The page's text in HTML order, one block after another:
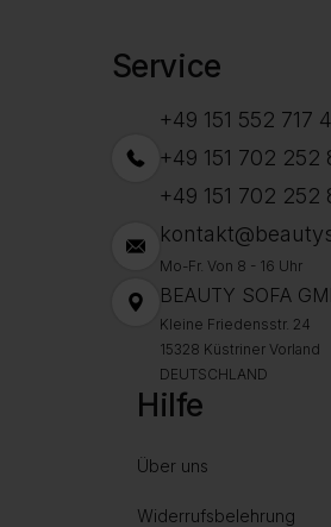
Service
+49 151 552 717
+49 151 702 252
+49 151 702 252
Mo-Fr. Von 8 - 16 Uhr
BEAUTY SOFA
Kleine Friedensstr. 24
15328 Küstriner Vorland
DEUTSCHLAND
Hilfe
Über uns
Widerrufsbelehrung